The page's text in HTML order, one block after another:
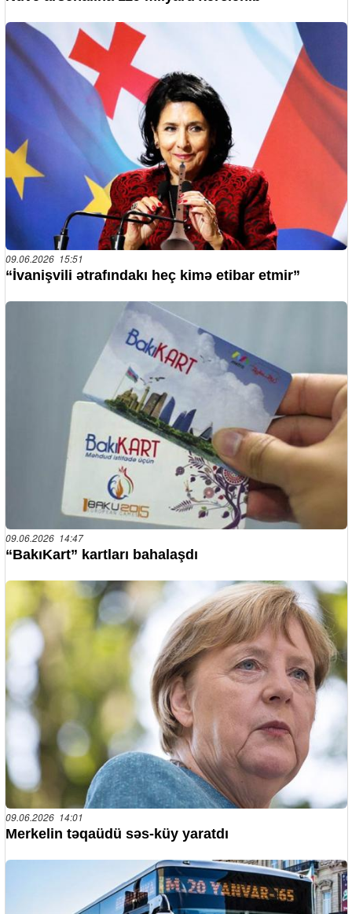
09.06.2026 15:51
“İvanişvili ətrafındakı heç kimə etibar etmir”
09.06.2026 14:47
“BakıKart” kartları bahalaşdı
09.06.2026 14:01
Merkelin təqaüdü səs-küy yaratdı